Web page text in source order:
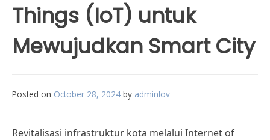
Things (IoT) untuk
Mewujudkan Smart City
Posted on October 28, 2024 by adminlov
Revitalisasi infrastruktur kota melalui Internet of